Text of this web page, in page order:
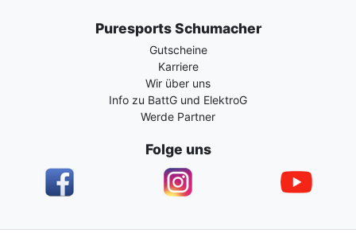
Puresports Schumacher
Gutscheine
Karriere
Wir über uns
Info zu BattG und ElektroG
Werde Partner
Folge uns